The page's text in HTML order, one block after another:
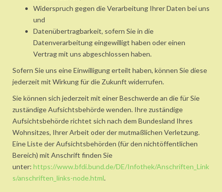
Widerspruch gegen die Verarbeitung Ihrer Daten bei uns
und
Datenübertragbarkeit, sofern Sie in die
Datenverarbeitung eingewilligt haben oder einen
Vertrag mit uns abgeschlossen haben.
Sofern Sie uns eine Einwilligung erteilt haben, können Sie diese
jederzeit mit Wirkung für die Zukunft widerrufen.
Sie können sich jederzeit mit einer Beschwerde an die für Sie
zuständige Aufsichtsbehörde wenden. Ihre zuständige
Aufsichtsbehörde richtet sich nach dem Bundesland Ihres
Wohnsitzes, Ihrer Arbeit oder der mutmaßlichen Verletzung.
Eine Liste der Aufsichtsbehörden (für den nichtöffentlichen
Bereich) mit Anschrift finden Sie
unter: https://www.bfdi.bund.de/DE/Infothek/Anschriften_Link
s/anschriften_links-node.html.